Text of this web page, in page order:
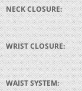
NECK CLOSURE:
WRIST CLOSURE:
WAIST SYSTEM: